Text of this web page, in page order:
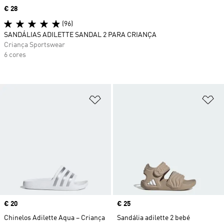
Price
€ 20
Chinelos Adilette Aqua – Criança
Price
€ 25
Sandália adilette 2 bebé
Price
€ 28
(96)
SANDÁLIAS ADILETTE SANDAL 2 PARA CRIANÇA
Criança Sportswear
6 cores